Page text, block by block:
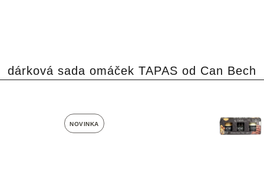
dárková sada omáček TAPAS od Can Bech
NOVINKA